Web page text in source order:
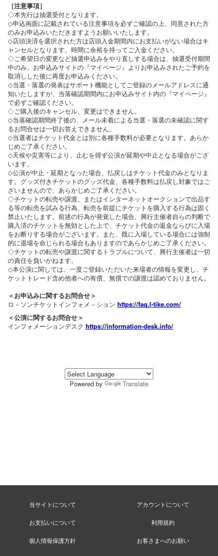
［注意事項］
◇本先行は抽選受付となります。
◇申込画面に記載されている注意事項を必ずご確認の上、同意された方
のみお申込みいただきますようお願いいたします。
◇店頭決済を選択された方は店頭入金期間内にお支払いがない場合はキ
ャンセルとなります。時間に余裕を持ってご入金ください。
◇ご希望日の変更など抽選申込みをやり直しする場合は、抽選受付期間
中のみ、お申込みサイトの『マイページ』よりお申込みされたご予約を
取消しした後に再度お申込みください。
◇当選・落選の発表はサポート機能としてご登録のメールアドレスに通
知いたしますが、当落確認期間内にお申込みサイト内の『マイページ』
で必ずご確認ください。
◇ご購入後のキャンセル、変更はできません。
◇当落確認期間終了後の、メール未着による当選・落選の未確認に関す
るお問合せは一切お答えできません。
◇当選者はチケット代金とは別に各種手数料が必要となります。あらか
じめご了承ください。
◇天候や災害等により、止むを得ず公演が延期や中止となる場合がござ
います。
◇公演が中止・延期となった場合、払戻しはチケット代金のみとなりま
す。グッズ付きチケットのグッズ代金、各種手数料は払戻し対象ではご
ざいませんので、あらかじめご了承ください。
◇チケットの転売や譲渡、またはインターネットオークションで出品す
る等の転売を試みる行為、転売を前提にチケットを購入する行為は固く
禁止いたします。前述の行為が発覚した場合、興行主催者自らの判断で
購入済のチケットを無効とした上で、チケット代金の返金ならびに入場
をお断りする場合がございます。また、既に入場している場合には強制
的に退場を命じられる場合もありますのであらかじめご了承ください。
◇チケットの転売や譲渡に関するトラブルについて、興行主催者は一切
の責任を負いかねます。
◇本公演に関しては、一度ご登録いただいた来場者の情報を変更し、チ
ケットトレード含め他者への有償、無償での譲渡は認めておりません。
＜お申込みに関するお問合せ＞
ロ－ソンチケットインフォメ－ション https://faq.l-tike.com/
＜公演に関するお問合せ＞
インフォメーションデスク https://information-desk.info/
Powered by Translate
当サイトについて アカウントについて
お支払いについて 利用規約
個人情報保護方針 お客さまへのお願い